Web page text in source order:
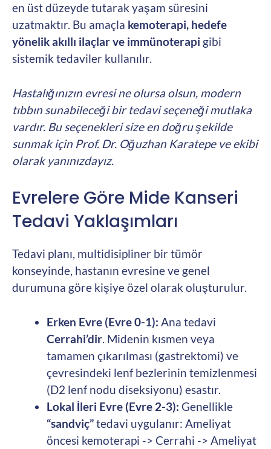
en üst düzeyde tutarak yaşam süresini
uzatmaktır. Bu amaçla kemoterapi, hedefe
yönelik akıllı ilaçlar ve immünoterapi gibi
sistemik tedaviler kullanılır.
Hastalığınızın evresi ne olursa olsun, modern
tıbbın sunabileceği bir tedavi seçeneği mutlaka
vardır. Bu seçenekleri size en doğru şekilde
sunmak için Prof. Dr. Oğuzhan Karatepe ve ekibi
olarak yanınızdayız.
Evrelere Göre Mide Kanseri
Tedavi Yaklaşımları
Tedavi planı, multidisipliner bir tümör
konseyinde, hastanın evresine ve genel
durumuna göre kişiye özel olarak oluşturulur.
Erken Evre (Evre 0-1): Ana tedavi
Cerrahi’dir . Midenin kısmen veya
tamamen çıkarılması (gastrektomi) ve
çevresindeki lenf bezlerinin temizlenmesi
(D2 lenf nodu diseksiyonu) esastır.
Lokal İleri Evre (Evre 2-3): Genellikle
“sandviç”tedavi uygulanır: Ameliyat
öncesi kemoterapi -> Cerrahi -> Ameliyat